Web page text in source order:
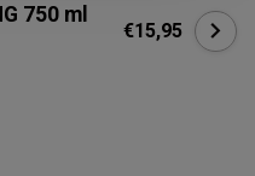
750 ml
€15,95